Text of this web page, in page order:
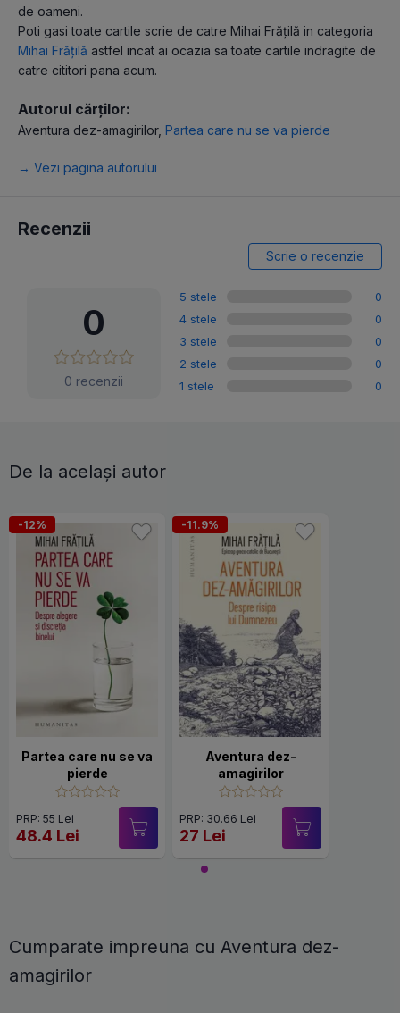
de oameni.
Poti gasi toate cartile scrie de catre Mihai Frățilă in categoria
Mihai Frățilă astfel incat ai ocazia sa toate cartile indragite de
catre cititori pana acum.
Autorul cărților:
Aventura dez-amagirilor, Partea care nu se va pierde
→ Vezi pagina autorului
Recenzii
Scrie o recenzie
0
0 recenzii
5 stele
0
4 stele
0
3 stele
0
2 stele
0
1 stele
0
De la același autor
-12%
Partea care nu se va
pierde
PRP: 55 Lei
48.4 Lei
-11.9%
Aventura dez-
amagirilor
PRP: 30.66 Lei
27 Lei
Cumparate impreuna cu Aventura dez-
amagirilor